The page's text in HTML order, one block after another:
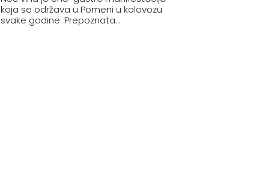
koja se održava u Pomeni u kolovozu
svake godine. Prepoznata...